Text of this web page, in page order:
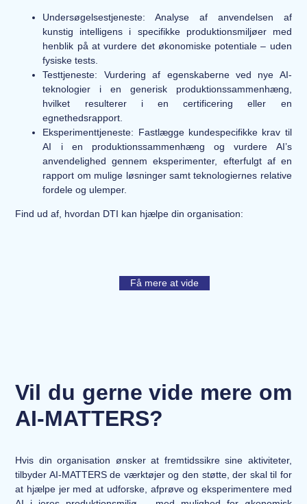
Undersøgelsestjeneste: Analyse af anvendelsen af
kunstig intelligens i specifikke produktionsmiljøer med
henblik på at vurdere det økonomiske potentiale – uden
fysiske tests.
Testtjeneste: Vurdering af egenskaberne ved nye AI-
teknologier i en generisk produktionssammenhæng,
hvilket resulterer i en certificering eller en
egnethedsrapport.
Eksperimenttjeneste: Fastlægge kundespecifikke krav til
AI i en produktionssammenhæng og vurdere AI’s
anvendelighed gennem eksperimenter, efterfulgt af en
rapport om mulige løsninger samt teknologiernes relative
fordele og ulemper.
Find ud af, hvordan DTI kan hjælpe din organisation:
Få mere at vide
Vil du gerne vide mere om
AI-MATTERS?
Hvis din organisation ønsker at fremtidssikre sine aktiviteter,
tilbyder AI-MATTERS de værktøjer og den støtte, der skal til for
at hjælpe jer med at udforske, afprøve og eksperimentere med